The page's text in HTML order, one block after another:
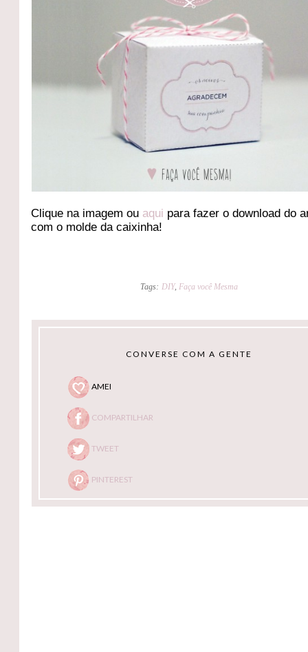
Clique na imagem ou aqui para fazer o download do
com o molde da caixinha!
Tags: DIY, Faça você Mesma
CONVERSE COM A GENTE
AMEI
COMPARTILHAR
TWEET
PINTEREST